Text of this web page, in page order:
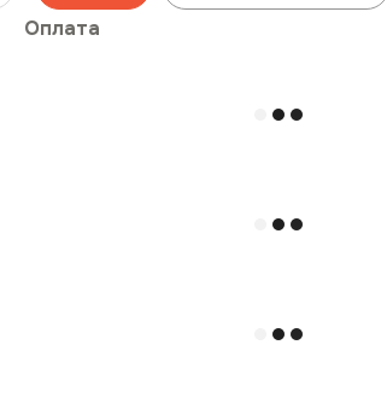
Оплата